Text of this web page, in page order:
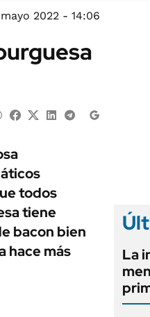
MÉXICO
MUNDO
LIFESTYLE
AUTOS
2022 - 14:06
todos
tiene
bacon bien
hace más
La